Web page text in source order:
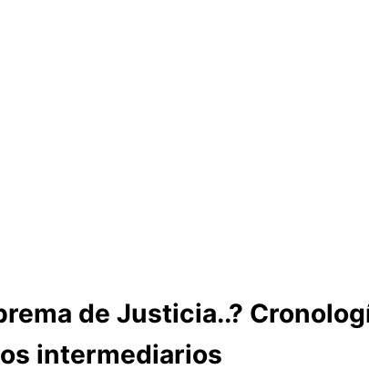
de Justicia..?
intermediarios